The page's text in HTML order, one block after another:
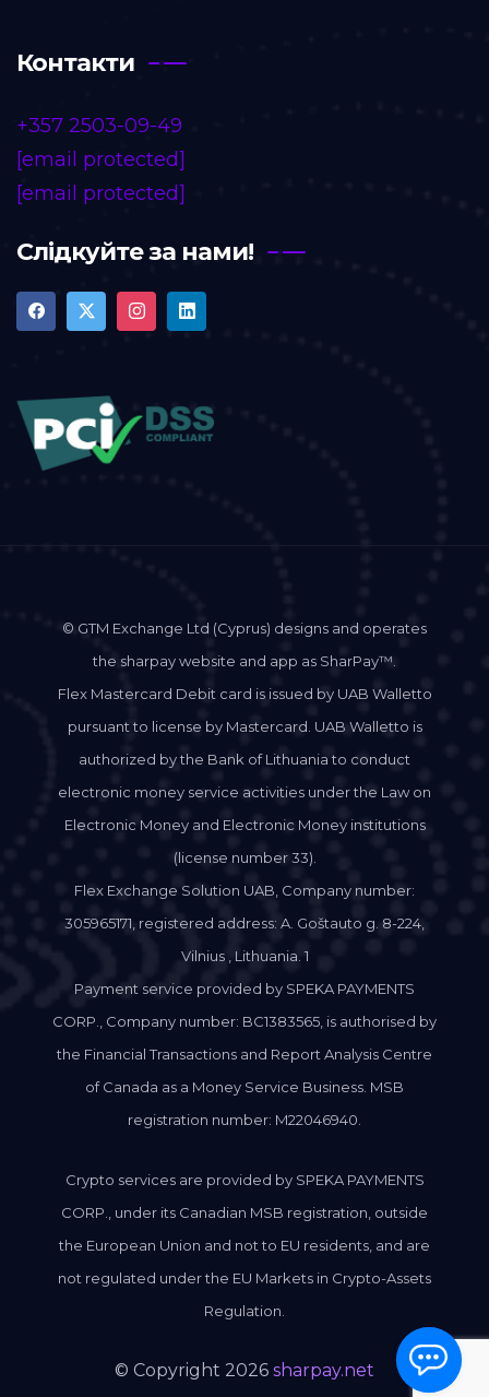
Контакти
+357 2503-09-49
[email protected]
[email protected]
Слідкуйте за нами!
© GTM Exchange Ltd (Cyprus) designs and operates
the sharpay website and app as SharPay™.
Flex Mastercard Debit card is issued by UAB Walletto
pursuant to license by Mastercard. UAB Walletto is
authorized by the Bank of Lithuania to conduct
electronic money service activities under the Law on
Electronic Money and Electronic Money institutions
(license number 33).
Flex Exchange Solution UAB, Company number:
305965171, registered address: A. Goštauto g. 8-224,
Vilnius , Lithuania. 1
Payment service provided by SPEKA PAYMENTS
CORP., Company number: BC1383565, is authorised by
the Financial Transactions and Report Analysis Centre
of Canada as a Money Service Business. MSB
registration number: M22046940.
Crypto services are provided by SPEKA PAYMENTS
CORP., under its Canadian MSB registration, outside
the European Union and not to EU residents, and are
not regulated under the EU Markets in Crypto-Assets
Regulation.
© Copyright 2026 sharpay.net